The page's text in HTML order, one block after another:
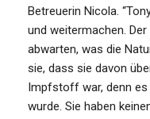
Betreuerin Nicola.
und weitermachen.
abwarten, was die
sie, dass sie davon
Impfstoff war, denn
wurde. Sie haben